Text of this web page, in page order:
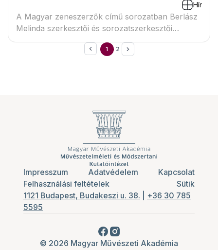
Hír
A Magyar zeneszerzők című sorozatban Berlász
Melinda szerkesztői és sorozatszerkesztői
kezdeményezés...
1 2
Impresszum Adatvédelem
Kapcsolat
Felhasználási feltételek
Sütik
1121 Budapest, Budakeszi u. 38.
+36 30 785
5595
© 2026 Magyar Művészeti Akadémia